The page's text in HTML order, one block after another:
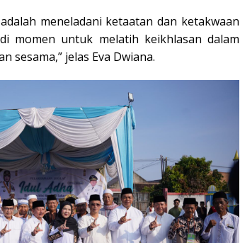
meneladani ketaatan dan ketakwaan
momen untuk melatih keikhlasan dalam
sesama,” jelas Eva Dwiana.